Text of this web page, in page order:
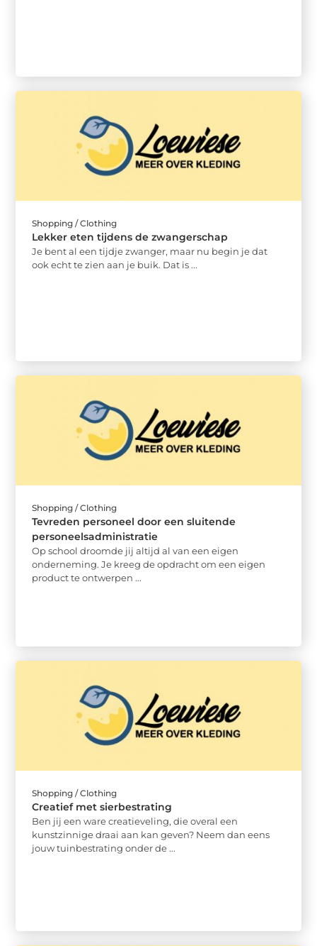
Shopping / Clothing
Lekker eten tijdens de zwangerschap
Je bent al een tijdje zwanger, maar nu begin je dat
ook echt te zien aan je buik. Dat is ...
Shopping / Clothing
Tevreden personeel door een sluitende
personeelsadministratie
Op school droomde jij altijd al van een eigen
onderneming. Je kreeg de opdracht om een eigen
product te ontwerpen ...
Shopping / Clothing
Creatief met sierbestrating
Ben jij een ware creatieveling, die overal een
kunstzinnige draai aan kan geven? Neem dan eens
jouw tuinbestrating onder de ...